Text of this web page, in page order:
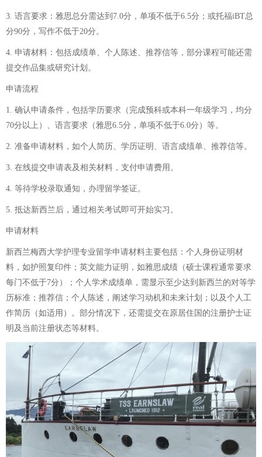
3. 语言要求：雅思总分需达到7.0分，单项不低于6.5分；或托福iBT总
分90分，写作不低于20分。
4. 申请材料：包括成绩单、个人陈述、推荐信等，部分课程可能还需
提交作品集或研究计划。
申请流程
1. 确认申请条件，包括学历要求（完成预科或本科一年级学习，均分
70分以上）、语言要求（雅思6.5分，单项不低于6.0分）等。
2. 准备申请材料，如个人简历、学历证明、语言成绩单、推荐信等。
3. 在线提交申请表及相关材料，支付申请费用。
4. 等待学校录取通知，办理留学签证。
5. 抵达新西兰后，通过相关考试即可开始实习。
申请材料
新西兰梅西大学护理专业留学申请材料主要包括：个人身份证明材
料，如护照复印件；英文能力证明，如雅思成绩（硕士课程通常要求
每门不低于7分）；个人学术成绩单，需显示至少达到新西兰的对等学
历标准；推荐信；个人陈述，阐述学习动机和未来计划；以及个人工
作简历（如适用）。部分情况下，还需提交在原居住国的注册护士证
明及当前注册状态等材料。